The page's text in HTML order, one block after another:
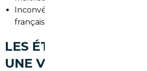
Inconvénients à prévoir :
françaises, TVA et procédures
LES ÉTAPES POUR
UNE VOITURE